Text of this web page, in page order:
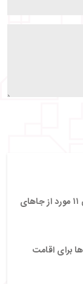
راهنمای سفر به بروکسل| معرفی ۱۱ مورد از جاهای
برای اقامت